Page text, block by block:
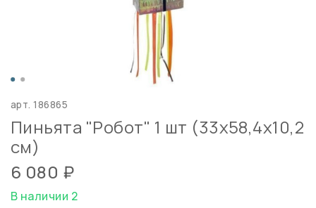
арт.186865
Пиньята "Робот" 1 шт (33х58,4х10,2
см)
6 080 ₽
В наличии 2